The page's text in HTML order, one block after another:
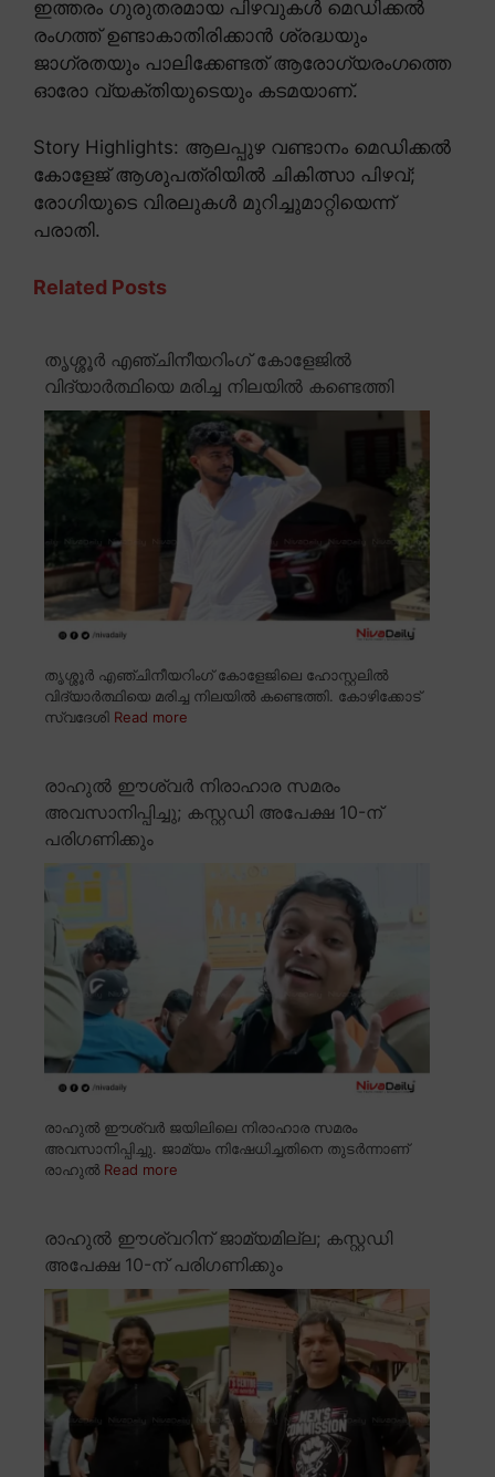
ഇത്തരം ഗുരുതരമായ പിഴവുകൾ മെഡിക്കൽ
രംഗത്ത് ഉണ്ടാകാതിരിക്കാൻ ശ്രദ്ധയും
ജാഗ്രതയും പാലിക്കേണ്ടത് ആരോഗ്യരംഗത്തെ
ഓരോ വ്യക്തിയുടെയും കടമയാണ്.
Story Highlights: ആലപ്പുഴ വണ്ടാനം മെഡിക്കൽ
കോളേജ് ആശുപത്രിയിൽ ചികിത്സാ പിഴവ്;
രോഗിയുടെ വിരലുകൾ മുറിച്ചുമാറ്റിയെന്ന്
പരാതി.
Related Posts
തൃശ്ശൂർ എഞ്ചിനീയറിംഗ് കോളേജിൽ
വിദ്യാർത്ഥിയെ മരിച്ച നിലയിൽ കണ്ടെത്തി
തൃശ്ശൂർ എഞ്ചിനീയറിംഗ് കോളേജിലെ ഹോസ്റ്റലിൽ
വിദ്യാർത്ഥിയെ മരിച്ച നിലയിൽ കണ്ടെത്തി. കോഴിക്കോട്
സ്വദേശി Read more
രാഹുൽ ഈശ്വർ നിരാഹാര സമരം
അവസാനിപ്പിച്ചു; കസ്റ്റഡി അപേക്ഷ 10-ന്
പരിഗണിക്കും
രാഹുൽ ഈശ്വർ ജയിലിലെ നിരാഹാര സമരം
അവസാനിപ്പിച്ചു. ജാമ്യം നിഷേധിച്ചതിനെ തുടർന്നാണ്
രാഹുൽ Read more
രാഹുൽ ഈശ്വറിന് ജാമ്യമില്ല; കസ്റ്റഡി
അപേക്ഷ 10-ന് പരിഗണിക്കും